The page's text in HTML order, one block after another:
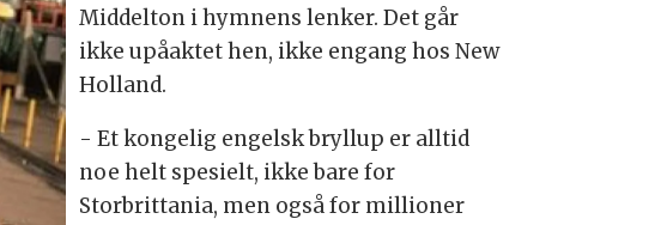
Middelton i hymnens lenker. Det går
ikke upåaktet hen, ikke engang hos New
Holland.
- Et kongelig engelsk bryllup er alltid
noe helt spesielt, ikke bare for
Storbrittania, men også for millioner